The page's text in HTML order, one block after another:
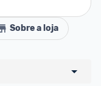
Sobre a loja